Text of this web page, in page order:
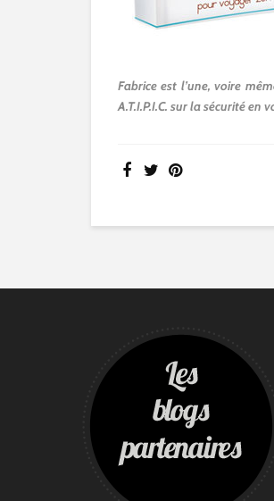
Fabrice est l’une, voire
A.T.I.P.I.C. sur la sécurité en